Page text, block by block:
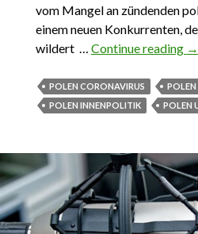
vom Mangel an zündenden
einem neuen Konkurrenten,
wildert … Continue reading →
POLEN CORONAVIRUS
POLEN INNENPOLITIK
POLEN